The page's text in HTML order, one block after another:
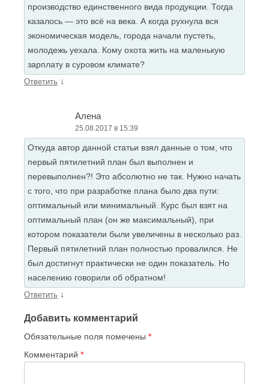
производство единственного вида продукции. Тогда
казалось — это всё на века. А когда рухнула вся
экономическая модель, города начали пустеть,
молодежь уехала. Кому охота жить на маленькую
зарплату в суровом климате?
Ответить ↓
Алена
25.08.2017 в 15:39
Откуда автор данной статьи взял данные о том, что
первый пятилетний план был выполнен и
перевыполнен?! Это абсолютно не так. Нужно начать
с того, что при разработке плана было два пути:
оптимальный или минимальный. Курс был взят на
оптимальный план (он же максимальный), при
котором показатели были увеличены в несколько раз.
Первый пятилетний план полностью провалился. Не
был достигнут практически не один показатель. Но
населению говорили об обратном!
Ответить ↓
Добавить комментарий
Обязательные поля помечены *
Комментарий *